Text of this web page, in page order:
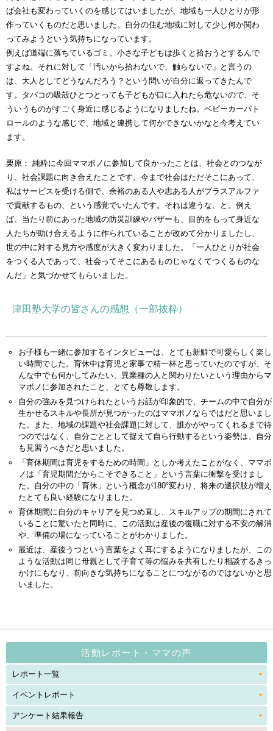
ば会社も変わっていくのを感じてはいましたが、地域も一人ひとりが形
作っていくものだと思いました。自分の住む地域に対して少し何か関わ
ってみようという気持ちになっています。
例えば道端に落ちているゴミ。小さな子どもは歩くと拾おうとするんで
すよね。それに対して「汚いから拾わないで、触らないで」と言うの
は、大人としてどうなんだろう？という問いが自分に返ってきたんで
す。タバコの吸殻ひとつとっても子どもが口に入れたら危ないので、そ
ういうものがすごく身近に感じるようになりましたね。ベビーカーパト
ロールのような感じで、地域と連携して何かできないかなと今考えてい
ます。
栗原： 純粋に今回ママボノに参加して良かったことは、社会とのつなが
り、社会課題に向き合えたことです。今まで社会はただそこにあって、
私はサービスを受ける側で、余裕のある人や志ある人がプラスアルファ
で貢献するもの、という感覚でいたんです。それは違うな、と。例え
ば、当たり前にあった地域の防災訓練やバザーも、目的をもって身近な
人たちが助け合えるように作られていることが改めて分かりましたし、
世の中に対する見方や感度が大きく変わりました。「一人ひとりが社会
をつくる人であって、社会ってそこにあるものじゃなくてつくるものな
んだ」と気づかせてもらいました。
津田塾大学の皆さんの感想（一部抜粋）
お子様も一緒に参加するインタビューは、とても新鮮で可愛らしく楽し
い時間でした。育休中は育児と家事で精一杯と思っていたのですが、そ
んな中でも何かしてみたい、異業種の人と関わりたいという理由からマ
マボノに参加されたこと、とても尊敬します。
自分の強みを見つけられたというお話が印象的で、チームの中で自分が
生かせるスキルや長所が見つかったのはママボノならではだと思いまし
た。また、地域の課題や社会課題に対して、誰かがやってくれるまで待
つのではなく、自分ごととして捉えて自ら行動するという姿勢は、自分
も見習うべきだと思いました。
「育休期間は育児をするための時間」としか考えたことがなく、ママボ
ノは「育児期間だからこそできること」という言葉に衝撃を受けまし
た。自分の中の「育休」という概念が180°変わり、将来の選択肢が増え
たとても良い経験になりました。
育休期間に自分のキャリアを見つめ直し、スキルアップの期間にされて
いることに驚いたと同時に、この活動は産後の復職に対する不安の解消
や、準備の場になっていることがわかりました。
最近は、産後うつという言葉をよく耳にするようになりましたが、この
ような活動は同じ母親として子育て等の悩みを共有したり相談するきっ
かけにもなり、前向きな気持ちになることにつながるのではないかと思
いました。
活動レポート・ママの声
レポート一覧
イベントレポート
アンケート結果報告